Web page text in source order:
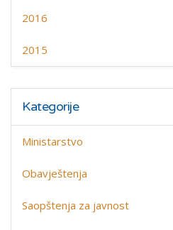
2016
2015
Kategorije
Ministarstvo
Obavještenja
Saopštenja za javnost